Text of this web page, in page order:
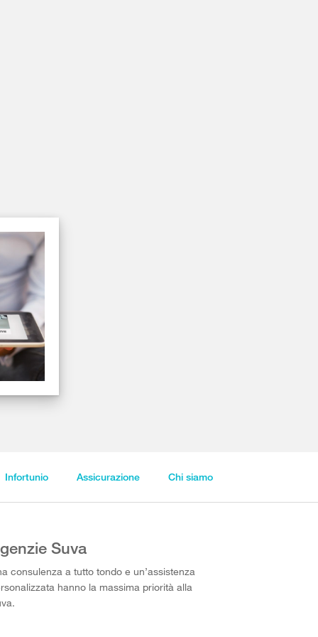
Infortunio Assicurazione Chi siamo
Suva
consulenza a tutto tondo e un’assistenza
hanno la massima priorità alla